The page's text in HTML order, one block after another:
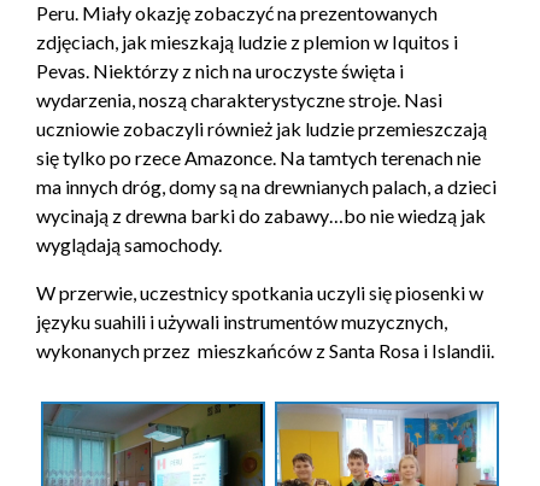
Peru. Miały okazję zobaczyć na prezentowanych
zdjęciach, jak mieszkają ludzie z plemion w Iquitos i
Pevas. Niektórzy z nich na uroczyste święta i
wydarzenia, noszą charakterystyczne stroje. Nasi
uczniowie zobaczyli również jak ludzie przemieszczają
się tylko po rzece Amazonce. Na tamtych terenach nie
ma innych dróg, domy są na drewnianych palach, a dzieci
wycinają z drewna barki do zabawy…bo nie wiedzą jak
wyglądają samochody.
W przerwie, uczestnicy spotkania uczyli się piosenki w
języku suahili i używali instrumentów muzycznych,
wykonanych przez mieszkańców z Santa Rosa i Islandii.